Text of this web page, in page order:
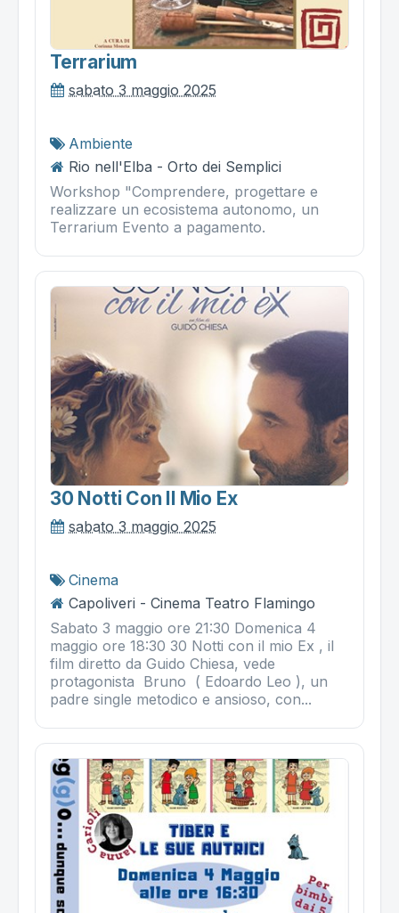
Terrarium
sabato 3 maggio 2025
Ambiente
Rio nell'Elba - Orto dei Semplici
Workshop "Comprendere, progettare e
realizzare un ecosistema autonomo, un
Terrarium Evento a pagamento.
30 Notti Con Il Mio Ex
sabato 3 maggio 2025
Cinema
Capoliveri - Cinema Teatro Flamingo
Sabato 3 maggio ore 21:30 Domenica 4
maggio ore 18:30 30 Notti con il mio Ex , il
film diretto da Guido Chiesa, vede
protagonista Bruno ( Edoardo Leo ), un
padre single metodico e ansioso, con...